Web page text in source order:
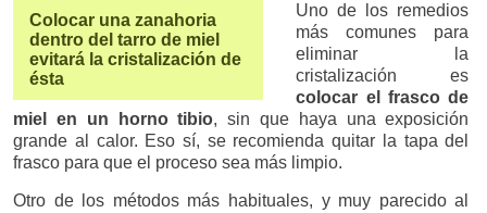
Colocar una zanahoria
dentro del tarro de miel
evitará la cristalización de
ésta
Uno de los remedios
más comunes para
eliminar la
cristalización es
colocar el frasco de
miel en un horno tibio, sin que haya una exposición
grande al calor. Eso sí, se recomienda quitar la tapa del
frasco para que el proceso sea más limpio.
Otro de los métodos más habituales, y muy parecido al